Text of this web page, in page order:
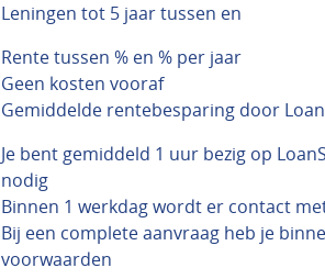
Leningen tot 5 jaar tussen en
Rente tussen % en % per jaar
Geen kosten vooraf
Gemiddelde rentebesparing door
Je bent gemiddeld 1 uur bezig op
nodig
Binnen 1 werkdag wordt er contact
Bij een complete aanvraag heb je
voorwaarden